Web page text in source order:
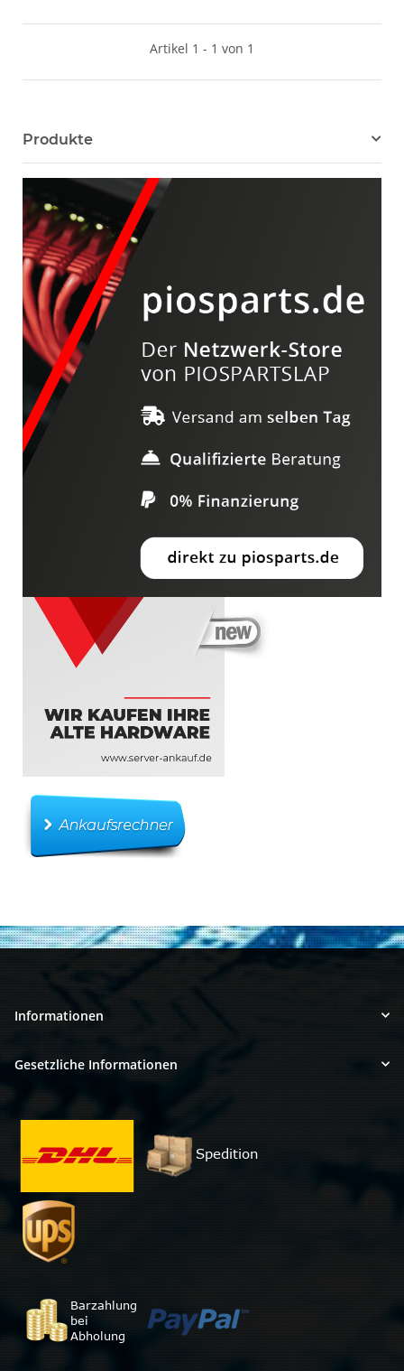
Artikel 1 - 1 von 1
Produkte
Informationen
Gesetzliche Informationen